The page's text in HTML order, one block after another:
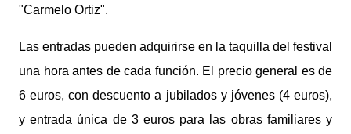
"Carmelo Ortiz".
Las entradas pueden adquirirse en la taquilla del festival
una hora antes de cada función. El precio general es de
6 euros, con descuento a jubilados y jóvenes (4 euros),
y entrada única de 3 euros para las obras familiares y